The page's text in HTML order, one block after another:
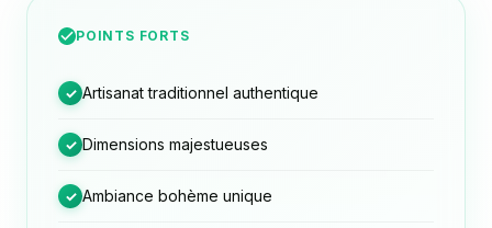
POINTS FORTS
✓ Artisanat traditionnel authentique
✓ Dimensions majestueuses
✓ Ambiance bohème unique